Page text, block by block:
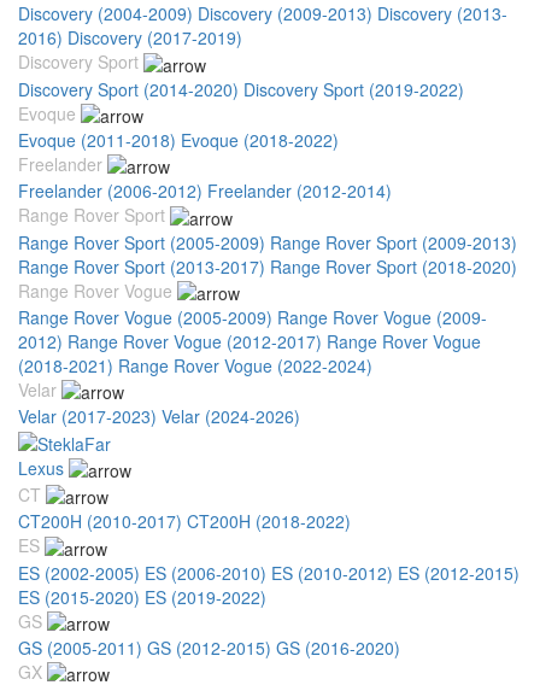
Discovery (2004-2009) Discovery (2009-2013) Discovery (2013-
2016) Discovery (2017-2019)
Discovery Sport
Discovery Sport (2014-2020) Discovery Sport (2019-2022)
Evoque
Evoque (2011-2018) Evoque (2018-2022)
Freelander
Freelander (2006-2012) Freelander (2012-2014)
Range Rover Sport
Range Rover Sport (2005-2009) Range Rover Sport (2009-2013)
Range Rover Sport (2013-2017) Range Rover Sport (2018-2020)
Range Rover Vogue
Range Rover Vogue (2005-2009) Range Rover Vogue (2009-
2012) Range Rover Vogue (2012-2017) Range Rover Vogue
(2018-2021) Range Rover Vogue (2022-2024)
Velar
Velar (2017-2023) Velar (2024-2026)
Lexus
CT
CT200H (2010-2017) CT200H (2018-2022)
ES
ES (2002-2005) ES (2006-2010) ES (2010-2012) ES (2012-2015)
ES (2015-2020) ES (2019-2022)
GS
GS (2005-2011) GS (2012-2015) GS (2016-2020)
GX